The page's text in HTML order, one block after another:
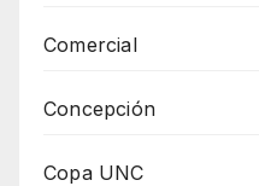
Comercial
Concepción
Copa UNC